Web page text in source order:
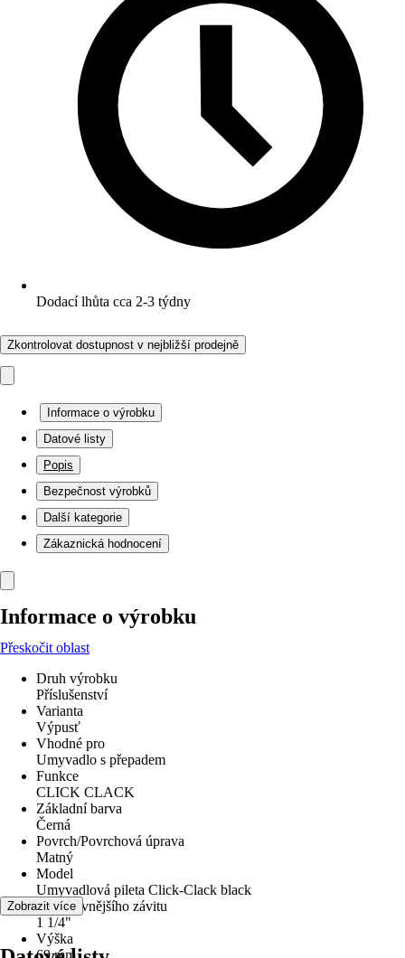
Dodací lhůta cca 2-3 týdny
Zkontrolovat dostupnost v nejbližší prodejně
Informace o výrobku
Datové listy
Popis
Bezpečnost výrobků
Další kategorie
Zákaznická hodnocení
Informace o výrobku
Přeskočit oblast
Druh výrobku
Příslušenství
Varianta
Výpusť
Vhodné pro
Umyvadlo s přepadem
Funkce
CLICK CLACK
Základní barva
Černá
Povrch/Povrchová úprava
Matný
Model
Umyvadlová pileta Click-Clack black
Průměr vnějšího závitu
1 1/4"
Výška
69 mm
Zobrazit více